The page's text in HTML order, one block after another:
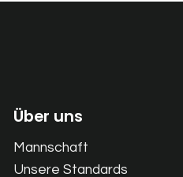
Über uns
Mannschaft
Unsere Standards